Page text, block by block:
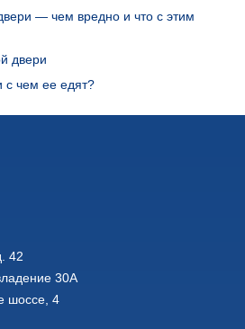
— чем вредно и что с этим
двери
с чем ее едят?
42
30А
шоссе, 4